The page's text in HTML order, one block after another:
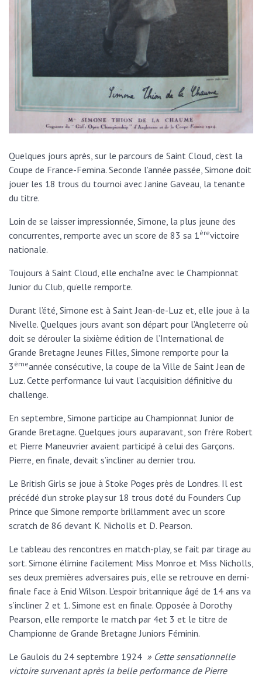
Quelques jours après, sur le parcours de Saint Cloud, c’est la
Coupe de France-Femina. Seconde l’année passée, Simone doit
jouer les 18 trous du tournoi avec Janine Gaveau, la tenante
du titre.
Loin de se laisser impressionnée, Simone, la plus jeune des
concurrentes, remporte avec un score de 83 sa 1èrevictoire
nationale.
Toujours à Saint Cloud, elle enchaîne avec le Championnat
Junior du Club, qu’elle remporte.
Durant l’été, Simone est à Saint Jean-de-Luz et, elle joue à la
Nivelle. Quelques jours avant son départ pour l’Angleterre où
doit se dérouler la sixième édition de l’International de
Grande Bretagne Jeunes Filles, Simone remporte pour la
3 èmeannée consécutive, la coupe de la Ville de Saint Jean de
Luz. Cette performance lui vaut l’acquisition définitive du
challenge.
En septembre, Simone participe au Championnat Junior de
Grande Bretagne. Quelques jours auparavant, son frère Robert
et Pierre Maneuvrier avaient participé à celui des Garçons.
Pierre, en finale, devait s’incliner au dernier trou.
Le British Girls se joue à Stoke Poges près de Londres. Il est
précédé d’un stroke play sur 18 trous doté du Founders Cup
Prince que Simone remporte brillamment avec un score
scratch de 86 devant K. Nicholls et D. Pearson.
Le tableau des rencontres en match-play, se fait par tirage au
sort. Simone élimine facilement Miss Monroe et Miss Nicholls,
ses deux premières adversaires puis, elle se retrouve en demi-
finale face à Enid Wilson. L’espoir britannique âgé de 14 ans va
s’incliner 2 et 1. Simone est en finale. Opposée à Dorothy
Pearson, elle remporte le match par 4et 3 et le titre de
Championne de Grande Bretagne Juniors Féminin.
Le Gaulois du 24 septembre 1924 » Cette sensationnelle
victoire survenant après la belle performance de Pierre